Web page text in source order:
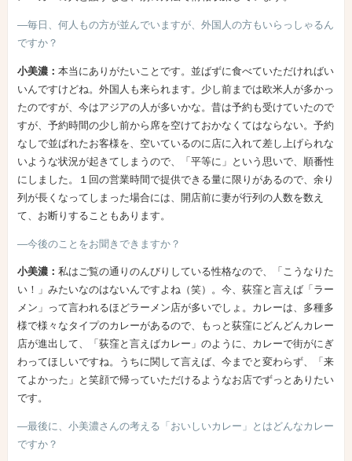
―毎日、何人もの方が並んでいますが、外国人の方もいらっしゃるん
ですか？
小美濃： 本当にありがたいことです。並ばずに食べていただければい
いんですけどね。外国人も来られます。少し前までは欧米人が多かっ
たのですが、今はアジアの人が多いかな。昔は予約も受けていたので
すが、予約時間の少し前から席を空けておかなくてはならない。予約
なしで並ばれたお客様を、空いているのに店に入れて差し上げられな
いような状況が起きてしまうので、「平等に」という思いで、順番性
にしました。１回の営業時間で提供できる量に限りがあるので、余り
列が長くなってしまった場合には、開店前に妻が行列の人数を数え
て、お断りすることもあります。
―今後のことをお聞きできますか？
小美濃： 私はご覧の通りのんびりしている性格なので、「こうなりた
い！」みたいなのはないんですよね（笑）。今、荻窪と言えば「ラー
メン」って言われるほどラーメン店が多いでしょ。カレーは、多種多
様で様々なタイプのカレーがあるので、もっと荻窪にどんどんカレー
店が進出して、「荻窪と言えばカレー」のように、カレーで街がにぎ
わってほしいですね。うちに関して言えば、今までと変わらず、「来
てよかった」と笑顔で帰っていただけるようなお店でずっとありたい
です。
―最後に、小美濃さんの考える「おいしいカレー」とはどんなカレー
ですか？